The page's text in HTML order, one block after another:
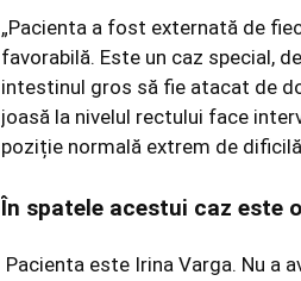
„Pacienta a fost externată de
favorabilă. Este un caz special,
intestinul gros să fie atacat de
joasă la nivelul rectului face
poziție normală extrem de
În spatele acestui caz este
Pacienta este Irina Varga. Nu a